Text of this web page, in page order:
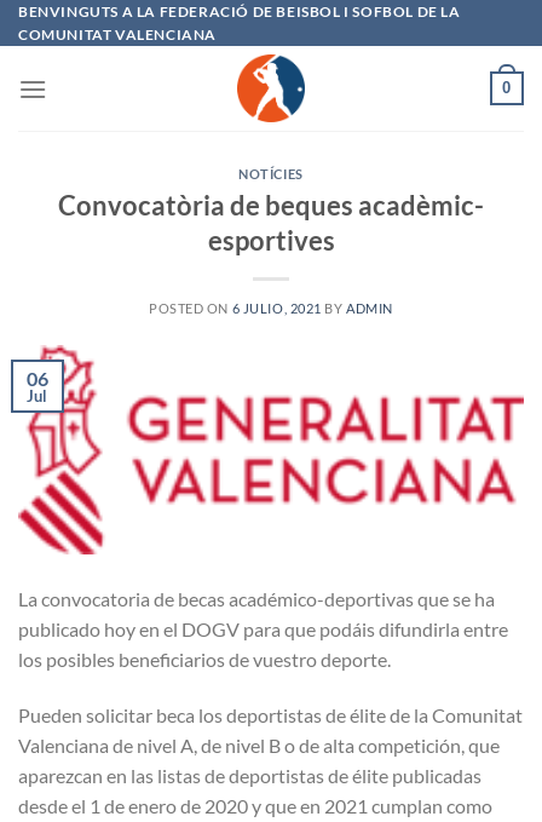
Saltar
al
BENVINGUTS A LA FEDERACIÓ DE BEISBOL I SOFBOL DE LA
COMUNITAT VALENCIANA
0
NOTÍCIES
Convocatòria de beques acadèmic-
esportives
POSTED ON 6 JULIO, 2021 BY ADMIN
06
Jul
La convocatoria de becas académico-deportivas que se ha
publicado hoy en el DOGV para que podáis difundirla entre
los posibles beneficiarios de vuestro deporte.
Pueden solicitar beca los deportistas de élite de la Comunitat
Valenciana de nivel A, de nivel B o de alta competición, que
aparezcan en las listas de deportistas de élite publicadas
desde el 1 de enero de 2020 y que en 2021 cumplan como